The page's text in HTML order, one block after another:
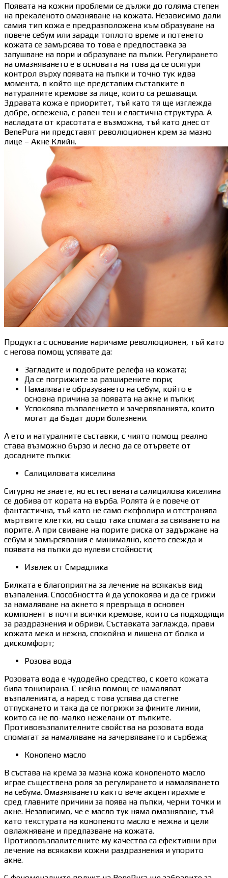
Появата на кожни проблеми се дължи до голяма степен
на прекаленото омазняване на кожата. Независимо дали
самия тип кожа е предразположена към образуване на
повече себум или заради топлото време и потенето
кожата се замърсява то това е предпоставка за
запушване на пори и образуване па пъпки. Регулирането
на омазняването е в основата на това да се осигури
контрол върху появата на пъпки и точно тук идва
момента, в който ще представим съставките в
натуралните кремове за лице, които са решаващи.
Здравата кожа е приоритет, тъй като тя ще изглежда
добре, освежена, с равен тен и еластична структура. А
насладата от красотата е възможна, тъй като днес от
BenePura ни представят революционен крем за мазно
лице – Акне Клийн.
Продукта с основание наричаме революционен, тъй като
с негова помощ успявате да:
Загладите и подобрите релефа на кожата;
Да се погрижите за разширените пори;
Намалявате образуването на себум, който е
основна причина за появата на акне и пъпки;
Успокоява възпалението и зачервяванията, които
могат да бъдат дори болезнени.
А ето и натуралните съставки, с чиято помощ реално
става възможно бързо и лесно да се отървете от
досадните пъпки:
Салициловата киселина
Сигурно не знаете, но естествената салицилова киселина
се добива от кората на върба. Ролята ѝ е повече от
фантастична, тъй като не само ексфолира и отстранява
мъртвите клетки, но също така спомага за свиването на
порите. А при свиване на порите риска от задържане на
себум и замърсявания е минимално, което свежда и
появата на пъпки до нулеви стойности;
Извлек от Смрадлика
Билката е благоприятна за лечение на всякакъв вид
възпаления. Способността ѝ да успокоява и да се грижи
за намаляване на акнето я превръща в основен
компонент в почти всички кремове, които са подходящи
за раздразнения и обриви. Съставката заглажда, прави
кожата мека и нежна, спокойна и лишена от болка и
дискомфорт;
Розова вода
Розовата вода е чудодейно средство, с което кожата
бива тонизирана. С нейна помощ се намаляват
възпаленията, а наред с това успява да стегне
отпускането и така да се погрижи за фините линии,
които са не по-малко нежелани от пъпките.
Противовъзпалителните свойства на розовата вода
спомагат за намаляване на зачервяването и сърбежа;
Конопено масло
В състава на крема за мазна кожа конопеното масло
играе съществена роля за регулирането и намаляването
на себума. Омазняването както вече акцентирахме е
сред главните причини за поява на пъпки, черни точки и
акне. Независимо, че е масло тук няма омазняване, тъй
като текстурата на конопеното масло е нежна и цели
овлажняване и предпазване на кожата.
Противовъзпалителните му качества са ефективни при
лечение на всякакви кожни раздразнения и упорито
акне.